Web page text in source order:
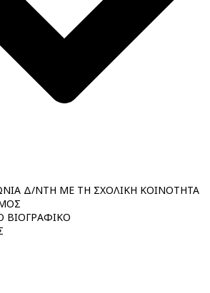
Δ/ΝΤΗ ΜΕ ΤΗ ΣΧΟΛΙΚΗ ΚΟΙΝΟΤΗΤΑ
ΒΙΟΓΡΑΦΙΚΟ